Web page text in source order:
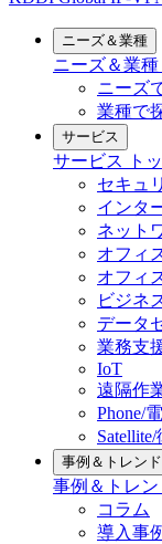
ニーズ＆業種
ニーズ＆業種
ニーズ
業種で
サービス
サービス
ト
セキュ
インタ
ネット
オフィ
オフィ
ビジネ
データ
業務支
IoT
遠隔作
Phone/
Satellite/
事例＆トレンド
事例＆トレン
コラム
導入事